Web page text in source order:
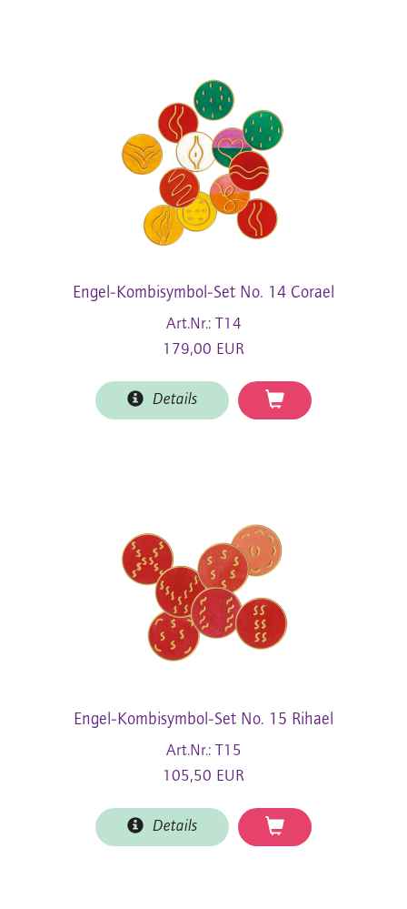
Engel-Kombisymbol-Set No. 14 Corael
Art.Nr.: T14
179,00 EUR
Details
Engel-Kombisymbol-Set No. 15 Rihael
Art.Nr.: T15
105,50 EUR
Details